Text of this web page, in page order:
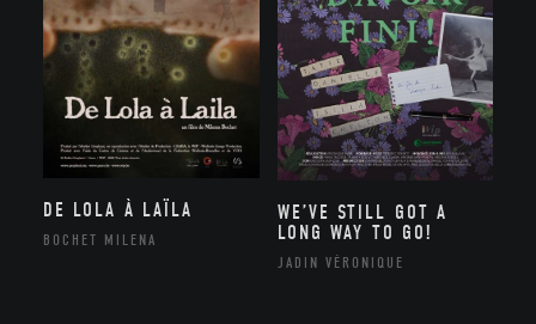
DE LOLA À LAÏLA
BOCHET MILENA
WE’VE STILL GOT A
LONG WAY TO GO!
JADIN VÉRONIQUE